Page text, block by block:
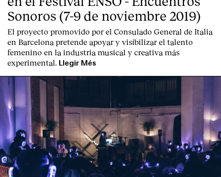
Contacte
Sonoros (7-9 de noviembre 2019)
El proyecto promovido por el Consulado General de Italia
en Barcelona pretende apoyar y visibilizar el talento
femenino en la industria musical y creativa más
experimental. Llegir Més